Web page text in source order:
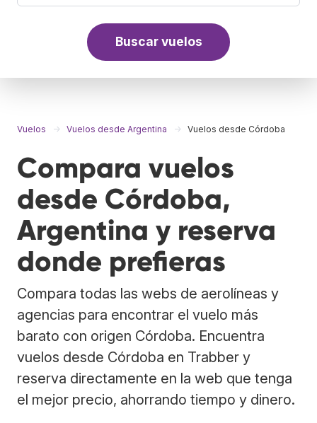
Buscar vuelos
Vuelos Vuelos desde Argentina Vuelos desde Córdoba
Compara vuelos
desde Córdoba,
Argentina y reserva
donde prefieras
Compara todas las webs de aerolíneas y
agencias para encontrar el vuelo más
barato con origen Córdoba. Encuentra
vuelos desde Córdoba en Trabber y
reserva directamente en la web que tenga
el mejor precio, ahorrando tiempo y dinero.